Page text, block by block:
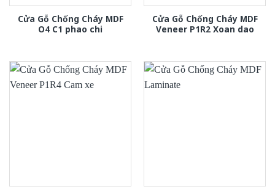
Cửa Gỗ Chống Cháy MDF
O4 C1 phao chi
Cửa Gỗ Chống Cháy MDF
Veneer P1R2 Xoan dao